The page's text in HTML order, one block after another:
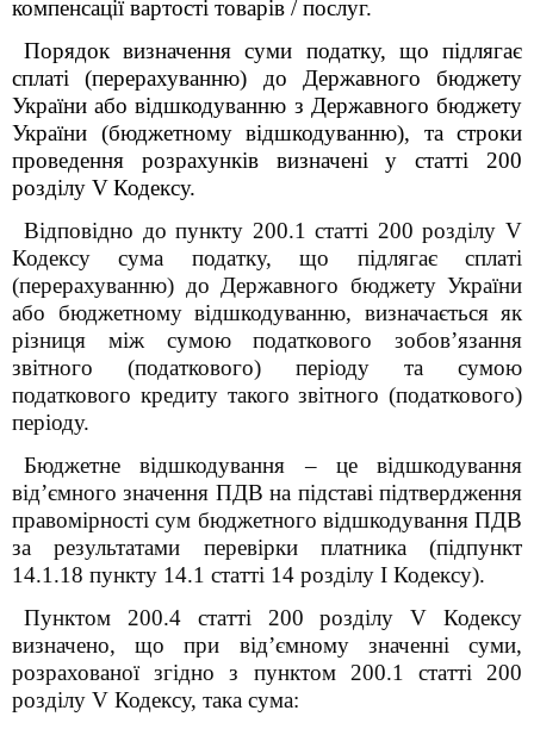
компенсації вартості товарів / послуг.
Порядок визначення суми податку, що підлягає
сплаті (перерахуванню) до Державного бюджету
України або відшкодуванню з Державного бюджету
України (бюджетному відшкодуванню), та строки
проведення розрахунків визначені у статті 200
розділу VКодексу.
Відповідно до пункту 200.1 статті 200розділу V
Кодексу сума податку, що підлягає сплаті
(перерахуванню) до Державного бюджету України
або бюджетному відшкодуванню, визначається як
різниця між сумою податкового зобов’язання
звітного (податкового) періоду та сумою
податкового кредиту такого звітного (податкового)
періоду.
Бюджетне відшкодування – це відшкодування
від’ємного значення ПДВ на підставі підтвердження
правомірності сум бюджетного відшкодування ПДВ
за результатами перевірки платника (підпункт
14.1.18 пункту 14.1 статті 14 розділу I Кодексу).
Пунктом 200.4 статті 200розділу V Кодексу
визначено, що при від’ємному значенні суми,
розрахованої згідно з пунктом 200.1 статті 200
розділу V Кодексу, така сума: